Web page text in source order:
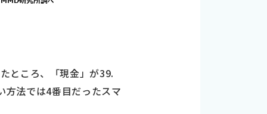
ところ、「現金」が39.
方法では4番目だったスマ